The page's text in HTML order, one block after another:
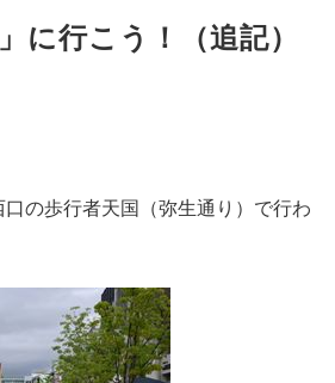
に行こう！（追記）
の歩行者天国（弥生通り）で行わ